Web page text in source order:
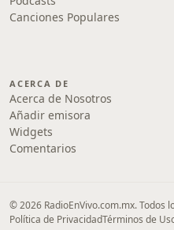
Canciones Populares
ACERCA DE
Acerca de Nosotros
Añadir emisora
Widgets
Comentarios
© 2026 RadioEnVivo.com.mx. Todos
Política de PrivacidadTérminos de